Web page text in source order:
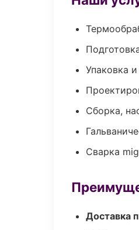
Упаковка
Сборка,
Сварка
Доставка